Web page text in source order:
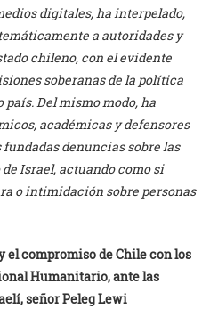
digitales, ha interpelado,
a autoridades y
chileno, con el evidente
soberanas de la política
Del mismo modo, ha
académicas y defensores
denuncias sobre las
Israel, actuando como si
o intimidación sobre personas
el compromiso de Chile con los
Humanitario, ante las
señor Peleg Lewi